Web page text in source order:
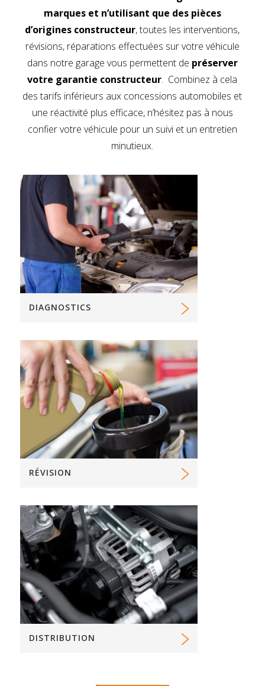
marques et n’utilisant que des pièces
d’origines constructeur, toutes les interventions,
révisions, réparations effectuées sur votre véhicule
dans notre garage vous permettent de préserver
votre garantie constructeur. Combinez à cela
des tarifs inférieurs aux concessions automobiles et
une réactivité plus efficace, n’hésitez pas à nous
confier votre véhicule pour un suivi et un entretien
minutieux.
DIAGNOSTICS
RÉVISION
DISTRIBUTION